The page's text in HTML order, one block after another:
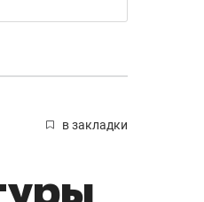
в закладки